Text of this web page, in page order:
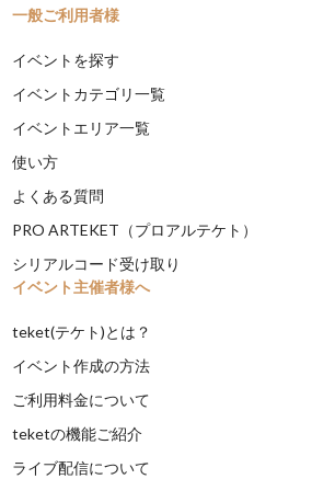
一般ご利用者様
イベントを探す
イベントカテゴリ一覧
イベントエリア一覧
使い方
よくある質問
PRO ARTEKET（プロアルテケト）
シリアルコード受け取り
イベント主催者様へ
teket(テケト)とは？
イベント作成の方法
ご利用料金について
teketの機能ご紹介
ライブ配信について